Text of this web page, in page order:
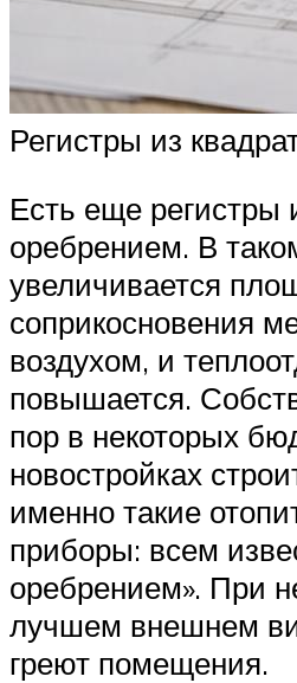
Регистры из
Есть еще регистры
оребрением. В
увеличивается
соприкосновения
воздухом, и
повышается.
пор в некоторых
новостройках
именно такие
приборы: всем
оребрением». При
лучшем внешнем
греют помещения.